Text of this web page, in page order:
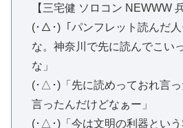
【三宅健 ソロコン NEWWW
(･△･)「パンフレット読んだ
な。神奈川で先に読んでこい
な」
(･△･)「先に読めっておれ言
言ったんだけどなぁー」
(･△･)「今は文明の利器とい